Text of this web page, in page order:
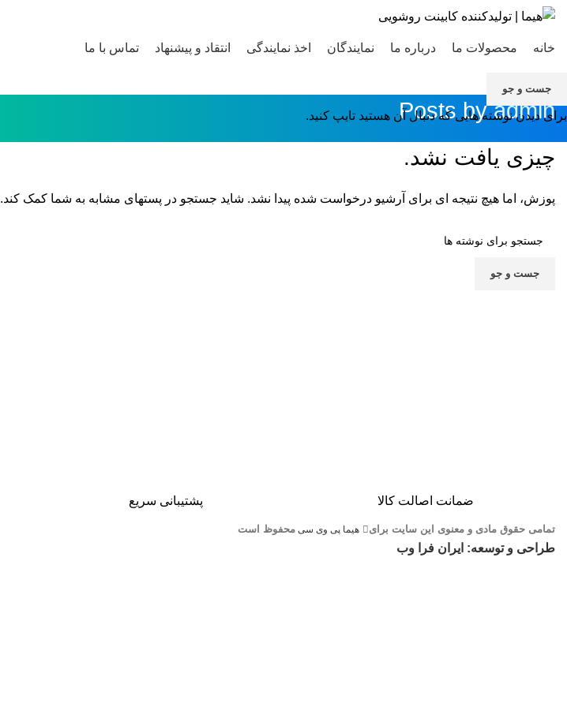
خانه محصولات ما درباره ما نمایندگان اخذ نمایندگی انتقاد و پیشنهاد تماس با ما
Posts byadmin
چیزی یافت نشد.
پوزش، اما هیچ نتیجه ای برای آرشیو درخواست شده پیدا نشد. شاید جستجو در پستهای مشابه به شما کمک کند.
جست و جو
ضمانت اصالت کالا پشتیبانی سریع
تمامی حقوق مادی و معنوی این سایت برای هیما پی وی سی محفوظ است
طراحی و توسعه: ایران فرا وب
جست و جو
برای دیدن نوشته هایی که دنبال آن هستید تایپ کنید.